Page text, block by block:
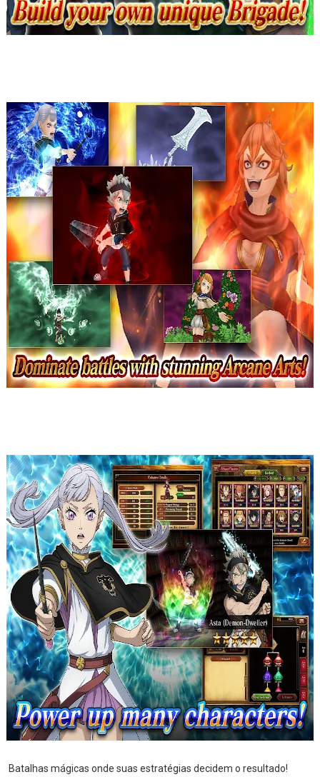
Batalhas mágicas onde suas estratégias decidem o resultado!